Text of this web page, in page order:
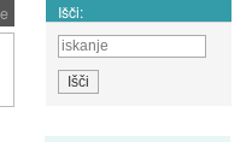
Išči: